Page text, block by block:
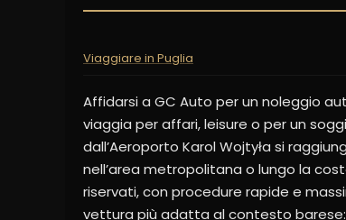
Viaggiare in Puglia
Affidarsi a GC Auto per un noleggio
viaggia per affari, leisure o per un
dall’Aeroporto Karol Wojtyła si
nell’area metropolitana o lungo la
riservati, con procedure rapide e
vettura più adatta al contesto